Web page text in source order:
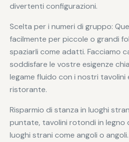
divertenti configurazioni.
Scelta per i numeri di gruppo:
facilmente per piccole o grandi
spaziarli come adatti. Facciamo
soddisfare le vostre esigenze
legame fluido con i nostri tavolini
ristorante.
Risparmio di stanza in luoghi
puntate, tavolini rotondi in legno
luoghi strani come angoli o